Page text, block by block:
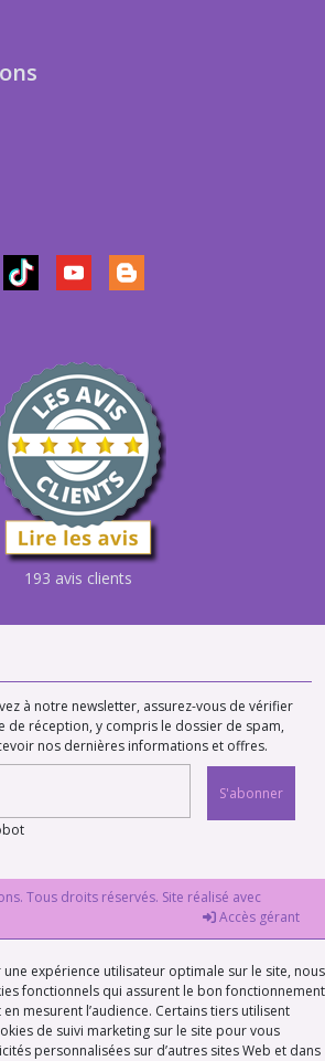
193 avis clients
à notre newsletter, assurez-vous de vérifier
de réception, y compris le dossier de spam,
nos dernières informations et offres.
S'abonner
Tous droits réservés. Site réalisé avec
Accès gérant
expérience utilisateur optimale sur le site, nous
fonctionnels qui assurent le bon fonctionnement
mesurent l’audience. Certains tiers utilisent
de suivi marketing sur le site pour vous
personnalisées sur d’autres sites Web et dans